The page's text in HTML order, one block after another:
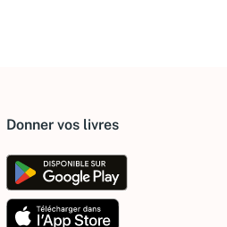
Donner vos livres